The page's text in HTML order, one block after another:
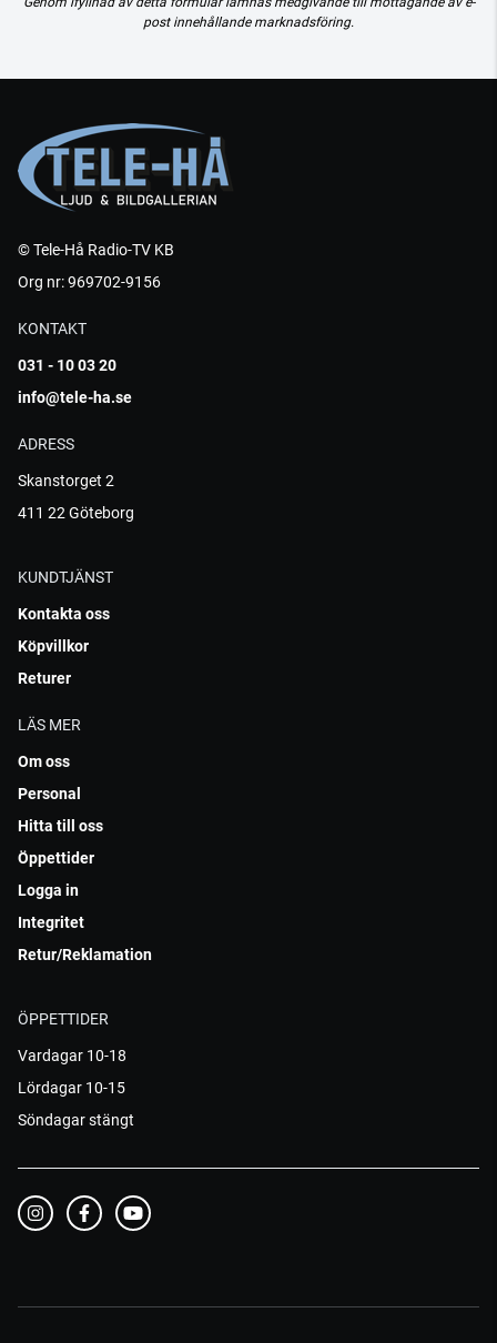
post innehållande marknadsföring.
© Tele-Hå Radio-TV KB
Org nr: 969702-9156
KONTAKT
031 - 10 03 20
info@tele-ha.se
ADRESS
Skanstorget 2
411 22 Göteborg
KUNDTJÄNST
Kontakta oss
Köpvillkor
Returer
LÄS MER
Om oss
Personal
Hitta till oss
Öppettider
Logga in
Integritet
Retur/Reklamation
ÖPPETTIDER
Vardagar 10-18
Lördagar 10-15
Söndagar stängt